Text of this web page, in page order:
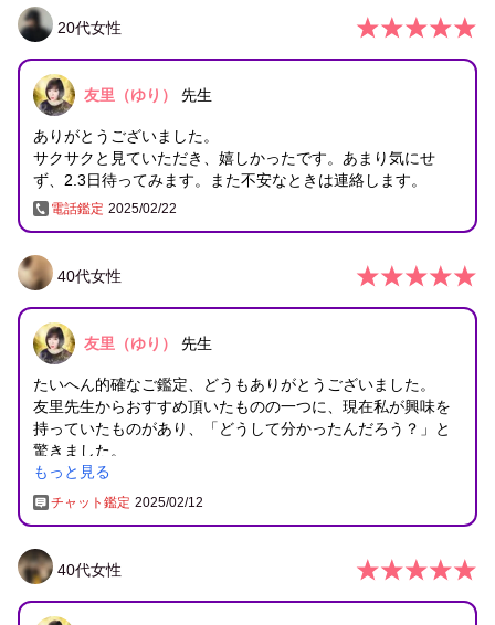
20代女性
友里（ゆり） 先生
ありがとうございました。
サクサクと見ていただき、嬉しかったです。あまり気にせ
ず、2.3日待ってみます。また不安なときは連絡します。
電話鑑定 2025/02/22
40代女性
友里（ゆり） 先生
たいへん的確なご鑑定、どうもありがとうございました。
友里先生からおすすめ頂いたものの一つに、現在私が興味を
持っていたものがあり、「どうして分かったんだろう？」と
驚きました。
その道に進むことも検討したいです。
また機会がございましたら、よろしくお願いいたします。
もっと見る
チャット鑑定 2025/02/12
40代女性